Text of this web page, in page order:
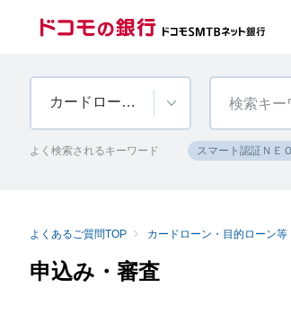
カードローン・目的ローン等
よく検索されるキーワード スマート認証ＮＥＯ
よくあるご質問TOP カードローン・目的ローン等
申込み・審査